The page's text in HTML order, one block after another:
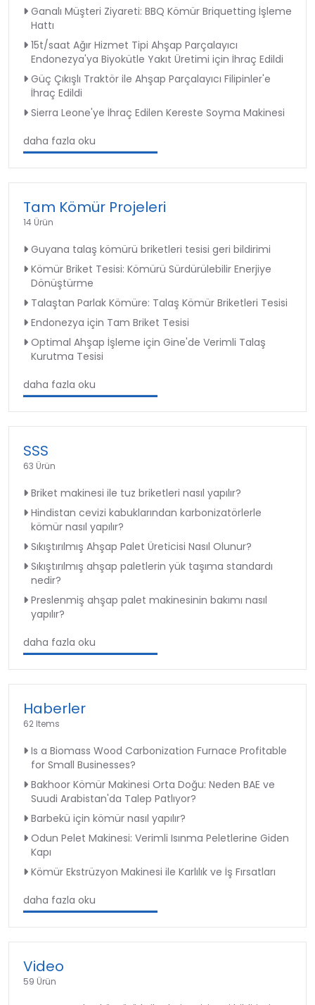
Ganalı Müşteri Ziyareti: BBQ Kömür Briquetting İşleme
Hattı
15t/saat Ağır Hizmet Tipi Ahşap Parçalayıcı
Endonezya'ya Biyokütle Yakıt Üretimi için İhraç Edildi
Güç Çıkışlı Traktör ile Ahşap Parçalayıcı Filipinler'e
İhraç Edildi
Sierra Leone'ye İhraç Edilen Kereste Soyma Makinesi
daha fazla oku
Tam Kömür Projeleri
14 Ürün
Guyana talaş kömürü briketleri tesisi geri bildirimi
Kömür Briket Tesisi: Kömürü Sürdürülebilir Enerjiye
Dönüştürme
Talaştan Parlak Kömüre: Talaş Kömür Briketleri Tesisi
Endonezya için Tam Briket Tesisi
Optimal Ahşap İşleme için Gine'de Verimli Talaş
Kurutma Tesisi
daha fazla oku
SSS
63 Ürün
Briket makinesi ile tuz briketleri nasıl yapılır?
Hindistan cevizi kabuklarından karbonizatörlerle
kömür nasıl yapılır?
Sıkıştırılmış Ahşap Palet Üreticisi Nasıl Olunur?
Sıkıştırılmış ahşap paletlerin yük taşıma standardı
nedir?
Preslenmiş ahşap palet makinesinin bakımı nasıl
yapılır?
daha fazla oku
Haberler
62 Items
Is a Biomass Wood Carbonization Furnace Profitable
for Small Businesses?
Bakhoor Kömür Makinesi Orta Doğu: Neden BAE ve
Suudi Arabistan'da Talep Patlıyor?
Barbekü için kömür nasıl yapılır?
Odun Pelet Makinesi: Verimli Isınma Peletlerine Giden
Kapı
Kömür Ekstrüzyon Makinesi ile Karlılık ve İş Fırsatları
daha fazla oku
Video
59 Ürün